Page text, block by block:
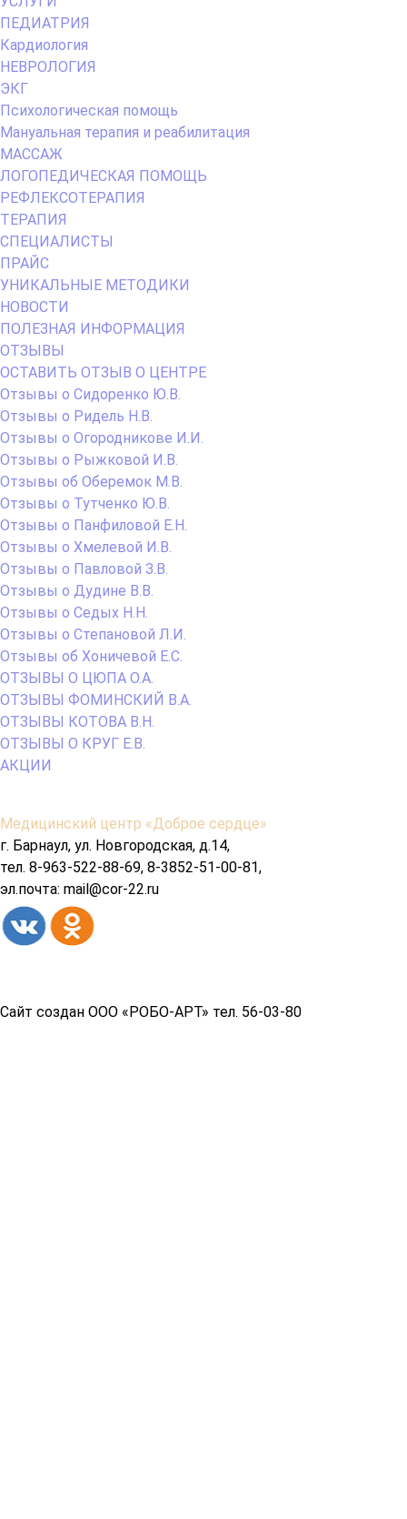
Menu
ПЕДИАТРИЯ
Кардиология
НЕВРОЛОГИЯ
ЭКГ
Психологическая помощь
Мануальная терапия и реабилитация
МАССАЖ
ЛОГОПЕДИЧЕСКАЯ ПОМОЩЬ
РЕФЛЕКСОТЕРАПИЯ
ТЕРАПИЯ
СПЕЦИАЛИСТЫ
ПРАЙС
УНИКАЛЬНЫЕ МЕТОДИКИ
НОВОСТИ
ПОЛЕЗНАЯ ИНФОРМАЦИЯ
ОТЗЫВЫ
ОСТАВИТЬ ОТЗЫВ О ЦЕНТРЕ
Отзывы о Сидоренко Ю.В.
Отзывы о Ридель Н.В.
Отзывы о Огородникове И.И.
Отзывы о Рыжковой И.В.
Отзывы об Оберемок М.В.
Отзывы о Тутченко Ю.В.
Отзывы о Панфиловой Е.Н.
Отзывы о Хмелевой И.В.
Отзывы о Павловой З.В.
Отзывы о Дудине В.В.
Отзывы о Седых Н.Н.
Отзывы о Степановой Л.И.
Отзывы об Хоничевой Е.С.
ОТЗЫВЫ О ЦЮПА О.А.
ОТЗЫВЫ ФОМИНСКИЙ В.А.
ОТЗЫВЫ КОТОВА В.Н.
ОТЗЫВЫ О КРУГ Е.В.
АКЦИИ
Содержимое
подвала
Медицинский центр «Доброе сердце»
г. Барнаул, ул. Новгородская, д.14,
тел. 8-963-522-88-69, 8-3852-51-00-81,
эл.почта: mail@cor-22.ru
Сайт создан ООО «РОБО-АРТ» тел. 56-03-80